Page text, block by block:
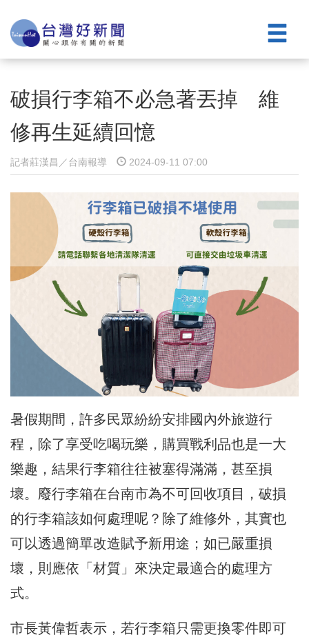
破損行李箱不必急著丟掉 維
修再生延續回憶
記者莊漢昌／台南報導 2024-09-11 07:00
暑假期間，許多民眾紛紛安排國內外旅遊行
程，除了享受吃喝玩樂，購買戰利品也是一大
樂趣，結果行李箱往往被塞得滿滿，甚至損
壞。廢行李箱在台南市為不可回收項目，破損
的行李箱該如何處理呢？除了維修外，其實也
可以透過簡單改造賦予新用途；如已嚴重損
壞，則應依「材質」來決定最適合的處理方
式。
市長黃偉哲表示，若行李箱只需更換零件即可